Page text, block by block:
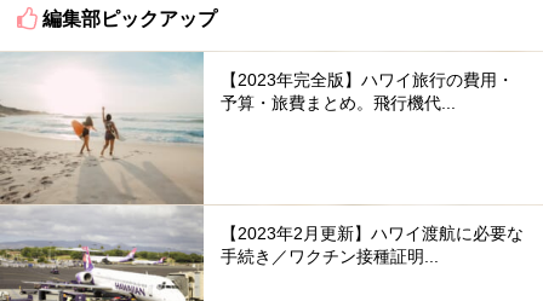
編集部ピックアップ
【2023年完全版】ハワイ旅行の費用・
予算・旅費まとめ。飛行機代...
【2023年2月更新】ハワイ渡航に必要な
手続き／ワクチン接種証明...